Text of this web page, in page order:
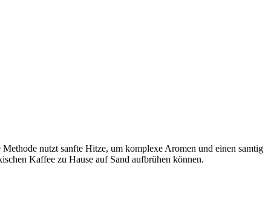
nutzt sanfte Hitze, um komplexe Aromen und einen samtig
Kaffee zu Hause auf Sand aufbrühen können.